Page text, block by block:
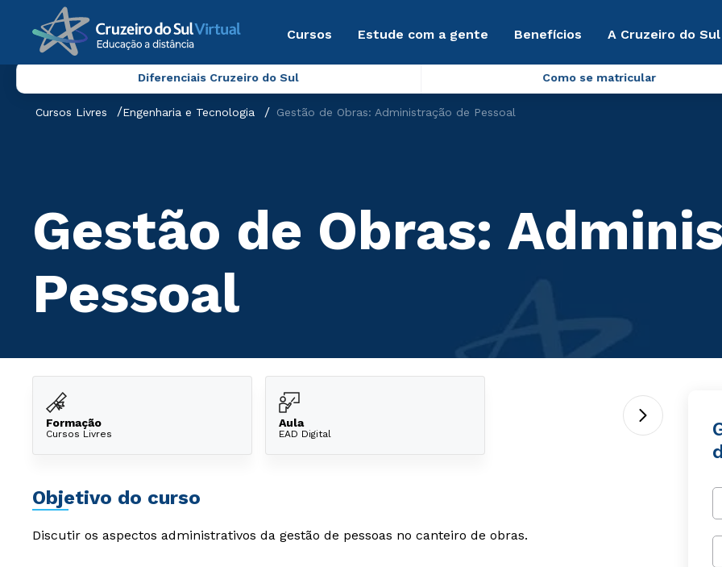
Cursos Estude com a gente Benefícios A Cruzeiro do
Diferenciais Cruzeiro do Sul Como se matricular
Cursos Livres Engenharia e Tecnologia Gestão de Obras: Administração de Pessoal
Gestão de Obras:
Pessoal
Formação
Cursos Livres
Aula
EAD Digital
Objetivo do curso
Discutir os aspectos administrativos da gestão de pessoas no canteiro de obras.